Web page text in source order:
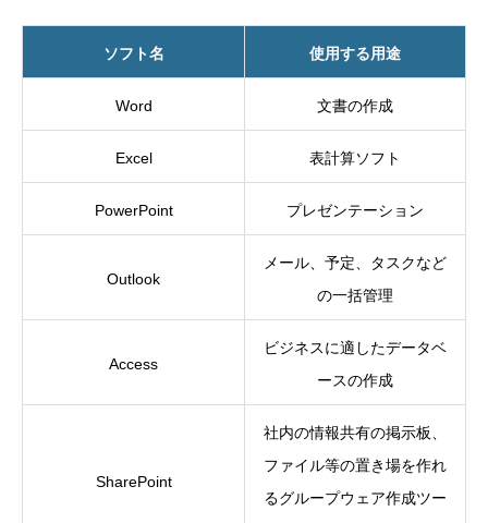
ソフト名 使用する用途
Word 文書の作成
Excel 表計算ソフト
PowerPoint プレゼンテーション
Outlook
メール、予定、タスクなど
の一括管理
Access
ビジネスに適したデータベ
ースの作成
SharePoint
社内の情報共有の掲示板、
ファイル等の置き場を作れ
るグループウェア作成ツー